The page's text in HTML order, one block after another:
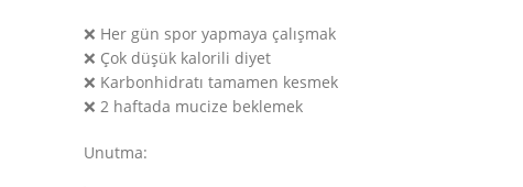
❌ Her gün spor yapmaya çalışmak
❌ Çok düşük kalorili diyet
❌ Karbonhidratı tamamen kesmek
❌ 2 haftada mucize beklemek
Unutma: